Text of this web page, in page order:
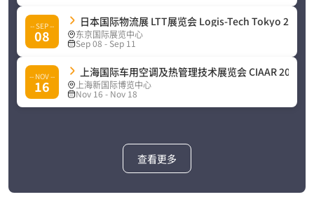
-- SEP --
08
日本国际物流展 LTT展览会 Logis-Tech Tokyo 2026
东京国际展览中心
Sep 08 - Sep 11
-- NOV --
16
上海国际车用空调及热管理技术展览会 CIAAR 2026
上海新国际博览中心
Nov 16 - Nov 18
查看更多